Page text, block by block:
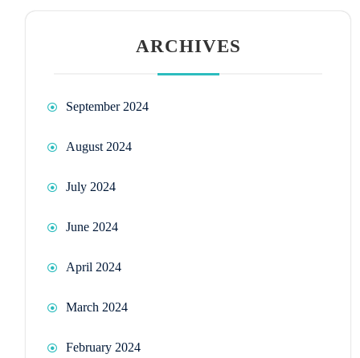
ARCHIVES
September 2024
August 2024
July 2024
June 2024
April 2024
March 2024
February 2024